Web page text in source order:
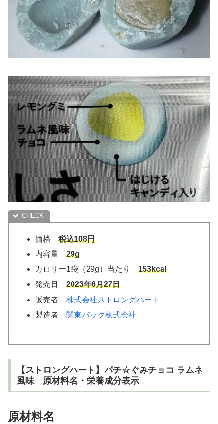
価格税込108円
内容量29g
カロリー1袋（29g）当たり153kcal
発売日2023年6月27日
販売者株式会社ストロングハート
製造者 関東パック株式会社
【ストロングハート】パチ☆ぐみチョコ ラムネ
風味 原材料名・栄養成分表示
原材料名